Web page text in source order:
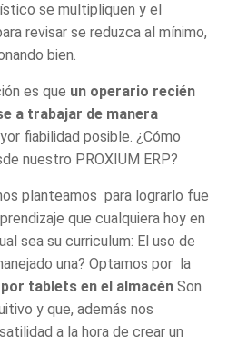
se multipliquen y el
revisar se reduzca al mínimo,
bien.
es que un operario recién
a trabajar de manera
fiabilidad posible. ¿Cómo
nuestro PROXIUM ERP?
planteamos para lograrlo fue
que cualquiera hoy en
sea su curriculum: El uso de
una? Optamos por la
tablets en el almacén Son
y que, además nos
a la hora de crear un